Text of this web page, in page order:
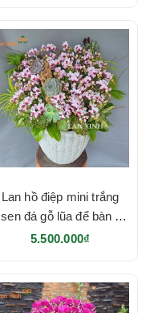
Lan hồ điệp mini trắng
sen đá gỗ lũa để bàn -
HD637
5.500.000₫